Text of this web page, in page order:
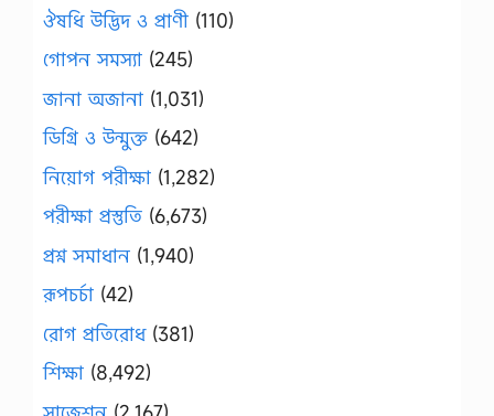
ঔষধি উদ্ভিদ ও প্রাণী (110)
গোপন সমস্যা (245)
জানা অজানা (1,031)
ডিগ্রি ও উন্মুক্ত (642)
নিয়োগ পরীক্ষা (1,282)
পরীক্ষা প্রস্তুতি (6,673)
প্রশ্ন সমাধান (1,940)
রূপচর্চা (42)
রোগ প্রতিরোধ(381)
শিক্ষা (8,492)